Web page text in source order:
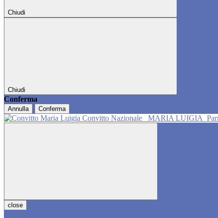
Chiudi
Chiudi
Conferma
Annulla Conferma
Convitto Nazionale MARIA LUIGIA
close